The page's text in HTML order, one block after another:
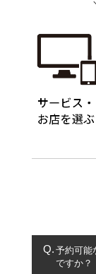
予約可能
ですか？